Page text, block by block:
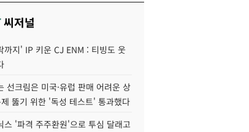
씨저널
까지' IP 키운 CJ ENM : 티빙도 웃
선크림은 미국·유럽 판매 어려운 상
뚫기 위한 '독성 테스트' 통과했다
스 '파격 주주환원'으로 투심 달래고